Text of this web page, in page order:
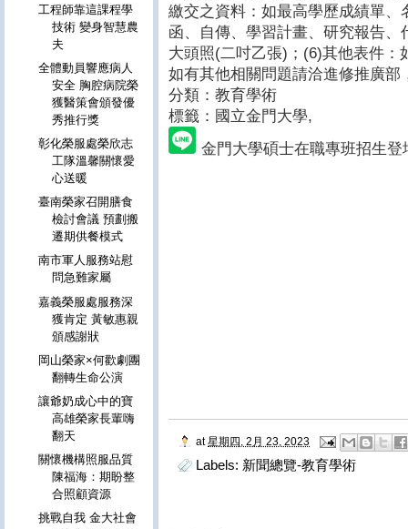
繳交之資料：如最高學歷成績單
函、自傳、學習計畫、研究報告
大頭照(二吋乙張)；(6)其他表件
如有其他相關問題請洽進修推廣部
分類：教育學術
標籤：國立金門大學,
金門大學碩士在職專班招生
at 星期四, 2月 23, 2023
Labels: 新聞總覽-教育學術
工程師靠這課程學
技術 變身智慧農
夫
全體動員響應病人
安全 胸腔病院榮
獲醫策會頒發優
秀推行獎
彰化榮服處榮欣志
工隊溫馨關懷愛
心送暖
臺南榮家召開膳食
檢討會議 預劃搬
遷期供餐模式
南市軍人服務站慰
問急難家屬
嘉義榮服處服務深
獲肯定 黃敏惠親
頒感謝狀
岡山榮家×何歡劇團
翻轉生命公演
讓爺奶成心中的寶
高雄榮家長輩嗨
翻天
關懷機構照服品質
陳福海：期盼整
合照顧資源
挑戰自我 金大社會